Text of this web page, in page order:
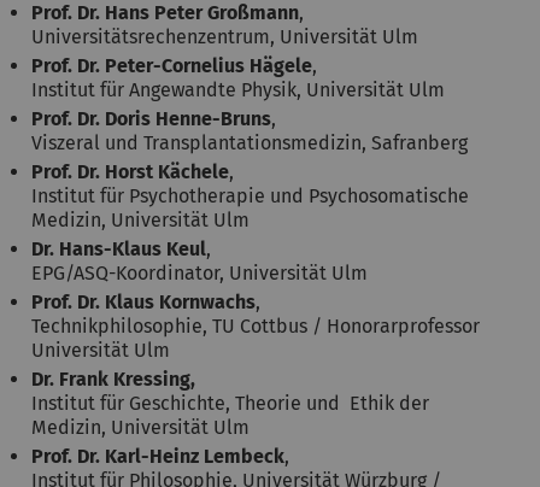
Prof. Dr. Hans Peter Großmann,
Universitätsrechenzentrum, Universität Ulm
Prof. Dr. Peter-Cornelius Hägele,
Institut für Angewandte Physik, Universität Ulm
Prof. Dr. Doris Henne-Bruns,
Viszeral und Transplantationsmedizin, Safranberg
Prof. Dr. Horst Kächele,
Institut für Psychotherapie und Psychosomatische
Medizin, Universität Ulm
Dr. Hans-Klaus Keul,
EPG/ASQ-Koordinator, Universität Ulm
Prof. Dr. Klaus Kornwachs,
Technikphilosophie, TU Cottbus / Honorarprofessor
Universität Ulm
Dr. Frank Kressing,
Institut für Geschichte, Theorie und Ethik der
Medizin, Universität Ulm
Prof. Dr. Karl-Heinz Lembeck,
Institut für Philosophie, Universität Würzburg /